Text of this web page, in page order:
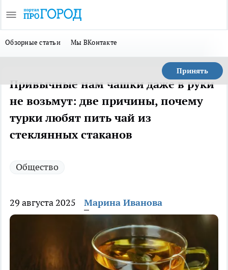
Обзорные статьи Мы ВКонтакте
Принять
Привычные нам чашки даже в руки
не возьмут: две причины, почему
турки любят пить чай из
стеклянных стаканов
Общество
29 августа 2025 Марина Иванова